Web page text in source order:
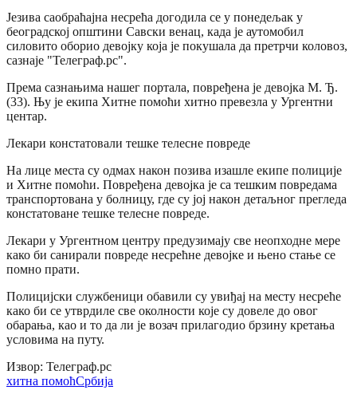
Језива саобраћајна несрећа догодила се у понедељак у
београдској општини Савски венац, када је аутомобил
силовито оборио девојку која је покушала да претрчи коловоз,
сазнаје "Телеграф.рс".
Према сазнањима нашег портала, повређена је девојка М. Ђ.
(33). Њу је екипа Хитне помоћи хитно превезла у Ургентни
центар.
Лекари констатовали тешке телесне повреде
На лице места су одмах након позива изашле екипе полиције
и Хитне помоћи. Повређена девојка је са тешким повредама
транспортована у болницу, где су јој након детаљног прегледа
констатоване тешке телесне повреде.
Лекари у Ургентном центру предузимају све неопходне мере
како би санирали повреде несрећне девојке и њено стање се
помно прати.
Полицијски службеници обавили су увиђај на месту несреће
како би се утврдиле све околности које су довеле до овог
обарања, као и то да ли је возач прилагодио брзину кретања
условима на путу.
Извор: Телеграф.рс
хитна помоћСрбија